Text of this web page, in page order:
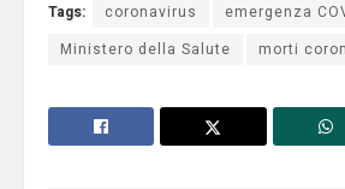
Tags: coronavirus
emergenza
Ministero della Salute
morti